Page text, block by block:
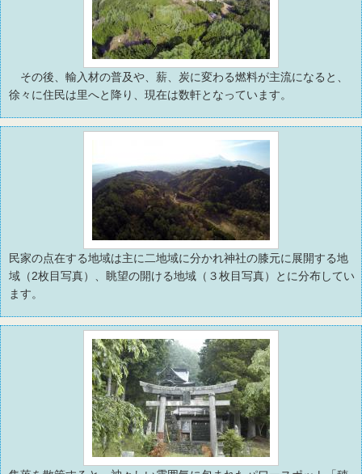
その後、輸入材の普及や、薪、炭に変わる燃料が主流になると、
徐々に住民は里へと降り、現在は数軒となっています。
民家の点在する地域は主に二地域に分かれ神社の膝元に展開する地
域（2枚目写真）、眺望の開ける地域（３枚目写真）とに分布してい
ます。